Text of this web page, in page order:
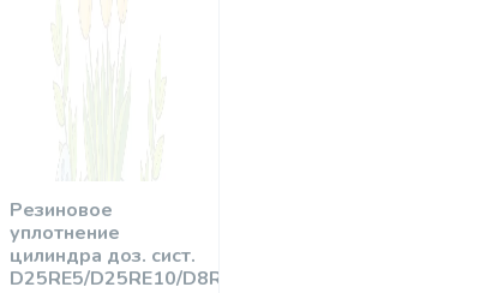
Резиновое
уплотнение
цилиндра доз. сист.
D25RE5/D25RE10/D8R150